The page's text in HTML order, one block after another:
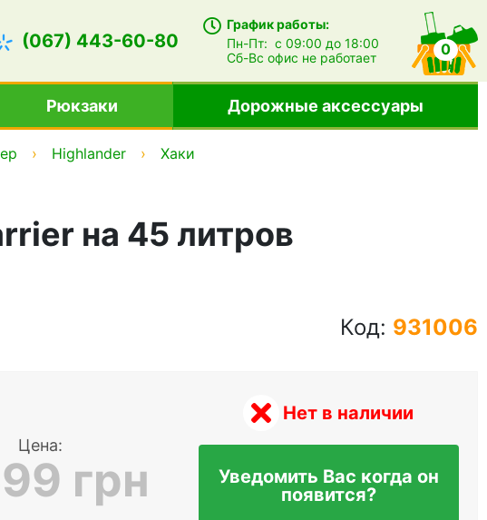
(067) 443-60-80
График работы:
Пн-Пт:с 09:00 до 18:00
Сб-Всофис не работает 0
Рюкзаки Дорожные аксессуары
Highlander
Хаки
на 45 литров
Код: 931006
Цена:
грн
Нет в наличии
Уведомить Вас когда он
появится?